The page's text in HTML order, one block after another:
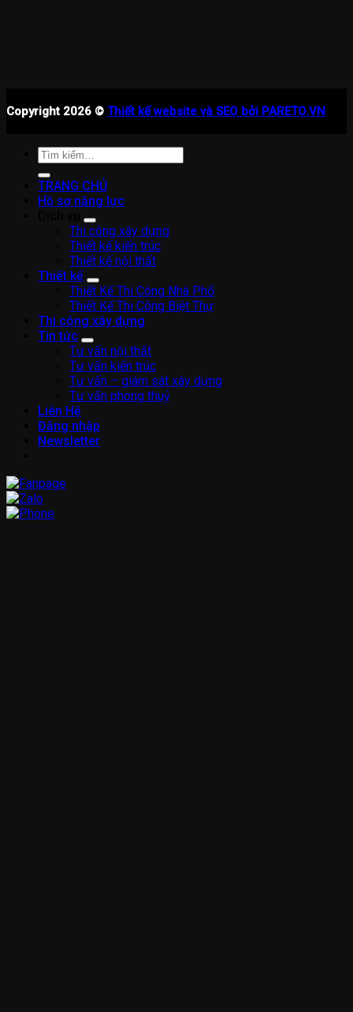
Copyright 2026 © Thiết kế website và SEO bởi PARETO.VN
Tìm
TRANG CHỦ
Hồ sơ năng lực
Thi công xây dựng
Thiết kế kiến trúc
Thiết kế nội thất
Thiết kế
Thiết Kế Thi Công Nhà Phố
Thiết Kế Thi Công Biệt Thự
Thi công xây dựng
Tin tức
Tư vấn nội thất
Tư vấn kiến trúc
Tư vấn – giám sát xây dựng
Tư vấn phong thuỷ
Liên Hệ
Đăng nhập
Newsletter